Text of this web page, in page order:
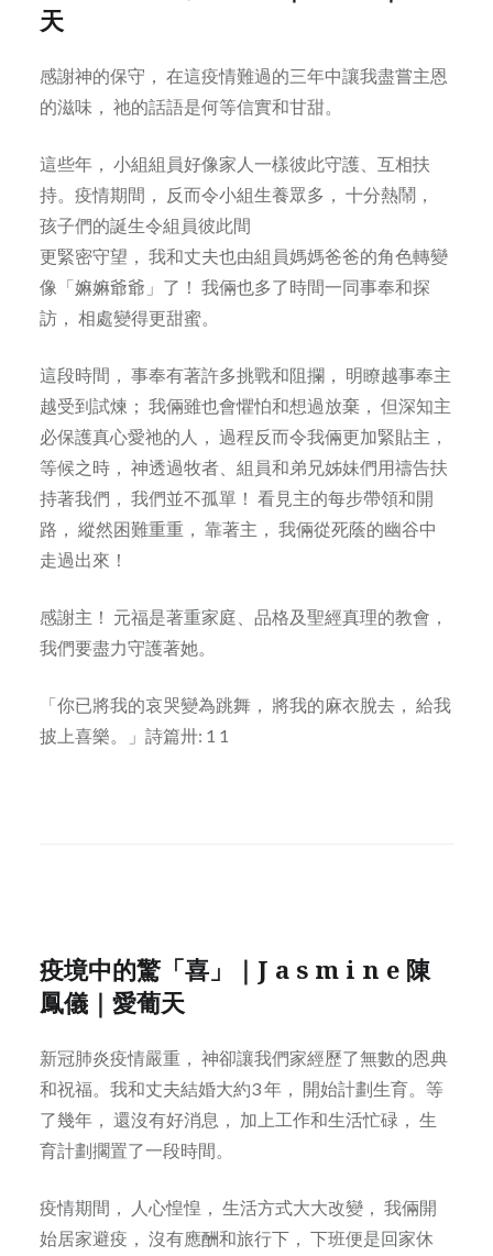
天
感謝神的保守， 在這疫情難過的三年中讓我盡嘗主恩
的滋味， 祂的話語是何等信實和甘甜。
這些年， 小組組員好像家人一樣彼此守護、互相扶
持。疫情期間， 反而令小組生養眾多， 十分熱鬧，
孩子們的誕生令組員彼此間
更緊密守望， 我和丈夫也由組員媽媽爸爸的角色轉變
像「嫲嫲爺爺」了！ 我倆也多了時間一同事奉和探
訪， 相處變得更甜蜜。
這段時間， 事奉有著許多挑戰和阻攔， 明瞭越事奉主
越受到試煉； 我倆雖也會懼怕和想過放棄， 但深知主
必保護真心愛祂的人， 過程反而令我倆更加緊貼主，
等候之時， 神透過牧者、組員和弟兄姊妹們用禱告扶
持著我們， 我們並不孤單！ 看見主的每步帶領和開
路， 縱然困難重重， 靠著主， 我倆從死蔭的幽谷中
走過出來！
感謝主！ 元福是著重家庭、品格及聖經真理的教會，
我們要盡力守護著她。
「你已將我的哀哭變為跳舞， 將我的麻衣脫去， 給我
披上喜樂。」詩篇卅: 1 1
疫境中的驚「喜」｜J a s m i n e 陳
鳳儀｜愛葡天
新冠肺炎疫情嚴重， 神卻讓我們家經歷了無數的恩典
和祝福。我和丈夫結婚大約3 年， 開始計劃生育。等
了幾年， 還沒有好消息， 加上工作和生活忙碌， 生
育計劃擱置了一段時間。
疫情期間， 人心惶惶， 生活方式大大改變， 我倆開
始居家避疫， 沒有應酬和旅行下， 下班便是回家休